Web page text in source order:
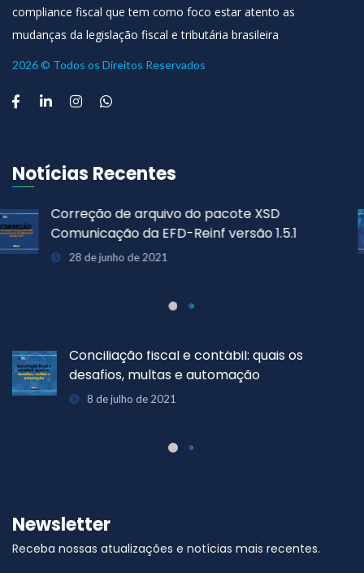
compliance fiscal que tem como foco estar atento as
mudanças da legislação fiscal e tributária brasileira
2026 © Todos os Direitos Reservados
Notícias Recentes
CNIS passa por manutenção programada
para atualização da nova versão do eSocial
25 de junho de 2021
Principais desafios do Home Office para a
Área Fiscal
29 de junho de 2021
Newsletter
Receba nossas atualizações e notícias mais recentes.